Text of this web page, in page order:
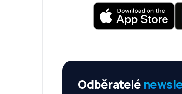
Odběratelé